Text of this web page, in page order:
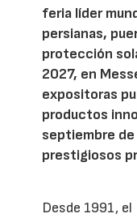
feria líder
persianas,
protección
2027, en
expositoras
productos
septiembre
prestigiosos
Desde 1991,